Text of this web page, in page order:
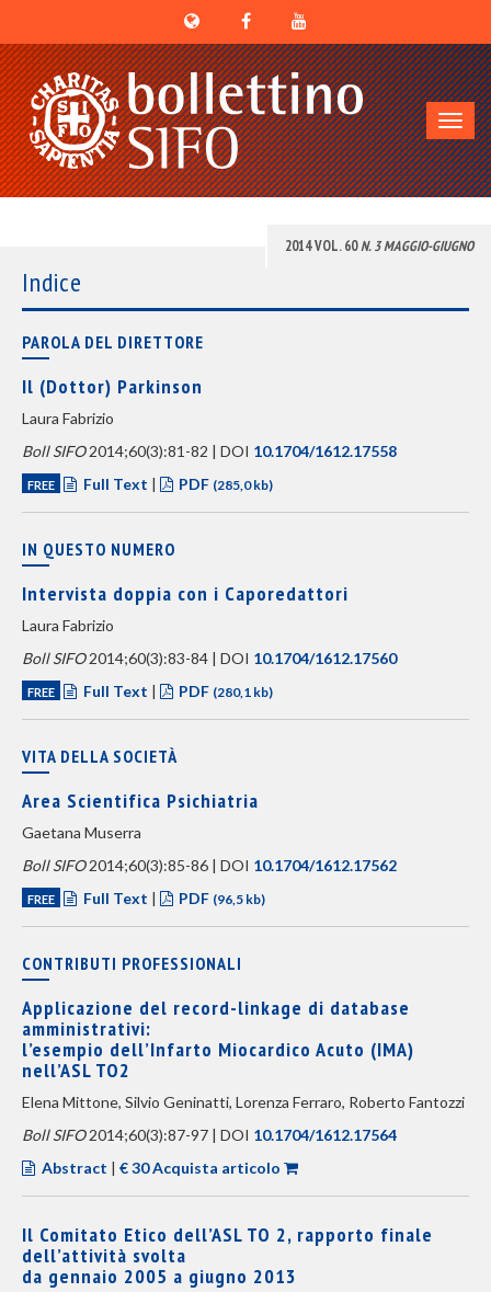
2014 VOL. 60N. 3 MAGGIO-GIUGNO
Indice
PAROLA DEL DIRETTORE
Il (Dottor) Parkinson
Laura Fabrizio
Boll SIFO2014;60(3):81-82 | DOI 10.1704/1612.17558
FREE Full Text | PDF (285,0 kb)
IN QUESTO NUMERO
Intervista doppia con i Caporedattori
Laura Fabrizio
Boll SIFO2014;60(3):83-84 | DOI 10.1704/1612.17560
FREE Full Text | PDF (280,1 kb)
VITA DELLA SOCIETÀ
Area Scientifica Psichiatria
Gaetana Muserra
Boll SIFO2014;60(3):85-86 | DOI 10.1704/1612.17562
FREE Full Text | PDF (96,5 kb)
CONTRIBUTI PROFESSIONALI
Applicazione del record-linkage di database
amministrativi:
l’esempio dell’Infarto Miocardico Acuto (IMA)
nell’ASL TO2
Elena Mittone, Silvio Geninatti, Lorenza Ferraro, Roberto Fantozzi
Boll SIFO2014;60(3):87-97 | DOI 10.1704/1612.17564
Abstract | € 30 Acquista articolo
Il Comitato Etico dell’ASL TO 2, rapporto finale
dell’attività svolta
da gennaio 2005 a giugno 2013